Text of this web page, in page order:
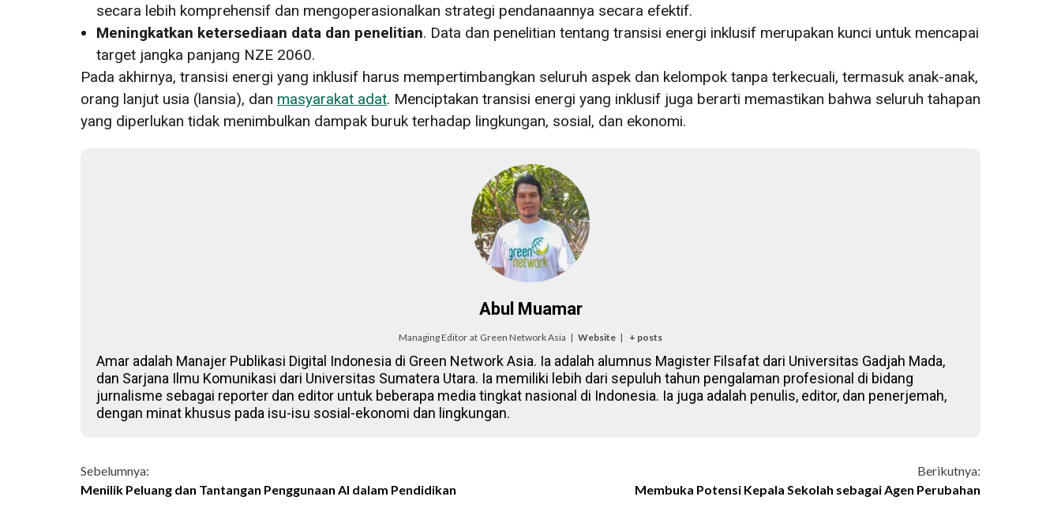
secara lebih komprehensif dan mengoperasionalkan strategi pendanaannya secara efektif.
Meningkatkan ketersediaan data dan penelitian. Data dan penelitian tentang transisi energi inklusif merupakan kunci untuk mencapai
target jangka panjang NZE 2060.
Pada akhirnya, transisi energi yang inklusif harus mempertimbangkan seluruh aspek dan kelompok tanpa terkecuali, termasuk anak-anak,
orang lanjut usia (lansia), dan masyarakat adat. Menciptakan transisi energi yang inklusif juga berarti memastikan bahwa seluruh tahapan
yang diperlukan tidak menimbulkan dampak buruk terhadap lingkungan, sosial, dan ekonomi.
Abul Muamar
Managing Editor at Green Network Asia | Website | + posts
Amar adalah Manajer Publikasi Digital Indonesia di Green Network Asia. Ia adalah alumnus Magister Filsafat dari Universitas Gadjah Mada,
dan Sarjana Ilmu Komunikasi dari Universitas Sumatera Utara. Ia memiliki lebih dari sepuluh tahun pengalaman profesional di bidang
jurnalisme sebagai reporter dan editor untuk beberapa media tingkat nasional di Indonesia. Ia juga adalah penulis, editor, dan penerjemah,
dengan minat khusus pada isu-isu sosial-ekonomi dan lingkungan.
Continue
Sebelumnya:
Menilik Peluang dan Tantangan Penggunaan AI dalam Pendidikan
Berikutnya:
Membuka Potensi Kepala Sekolah sebagai Agen Perubahan